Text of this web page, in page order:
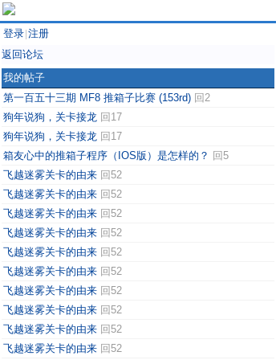
登录 注册
返回论坛
我的帖子
第一百五十三期 MF8 推箱子比赛 (153rd) 回2
狗年说狗，关卡接龙 回17
狗年说狗，关卡接龙 回17
箱友心中的推箱子程序（IOS版）是怎样的？ 回5
飞越迷雾关卡的由来 回52
飞越迷雾关卡的由来 回52
飞越迷雾关卡的由来 回52
飞越迷雾关卡的由来 回52
飞越迷雾关卡的由来 回52
飞越迷雾关卡的由来 回52
飞越迷雾关卡的由来 回52
飞越迷雾关卡的由来 回52
飞越迷雾关卡的由来 回52
飞越迷雾关卡的由来 回52